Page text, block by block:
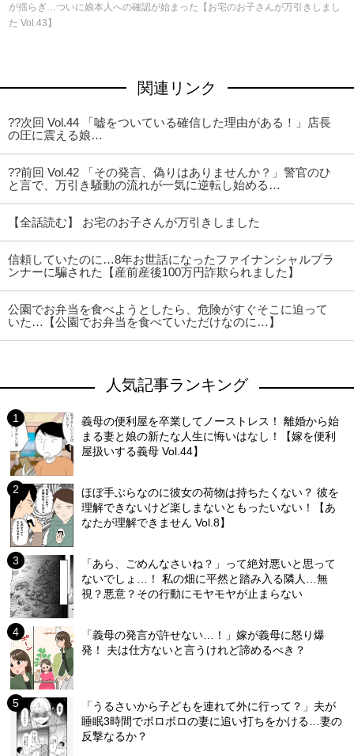
が揺らぎ…ついに娘本人への確認が始まった【お宅のお子さんが万引きしまし
た Vol.43】
関連リンク
??次回 Vol.44 「嘘をついている確信した理由がある！」店長
の圧に震える娘…
??前回 Vol.42 「その発言、偽りはありませんか？」警官のひ
と言で、万引き騒動の流れが一気に逆転し始める…
【全話読む】 お宅のお子さんが万引きしました
信頼していたのに…8年お世話になったファイナンシャルプラ
ンナーに騙された【産前産後100万円詐欺られました】
公園でお弁当を食べようとしたら、危険がすぐそこに迫って
いた…【公園でお弁当を食べていただけなのに…】
人気記事ランキング
義母の便利屋を卒業してノーストレス！ 離婚から始
まる妻と娘の新たな人生に悔いはなし！【嫁を便利
屋扱いする義母 Vol.44】
ほぼ手ぶらなのに彼女の荷物は持ちたくない？ 彼を
理解できないけど楽しまないともったいない！【あ
なたが理解できません Vol.8】
「あら、ごめんなさいね？」って絶対悪いと思って
ないでしょ…！ 私の畑に平然と踏み入る隣人…無
視？悪意？その行動にモヤモヤが止まらない
「義母の発言が許せない…！」嫁が義母に怒り爆
発！ 夫は仕方ないと言うけれど諦めるべき？
「うるさいから子どもを連れて外に行って？」夫が
睡眠3時間でボロボロの妻に追い打ちをかける…妻の
反撃なるか？